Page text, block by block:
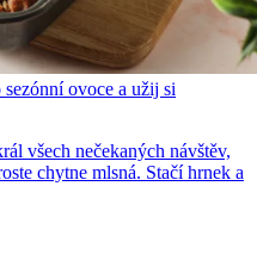
ovoce a užij si
všech nečekaných návštěv,
chytne mlsná. Stačí hrnek a